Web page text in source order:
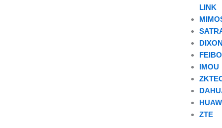
LINK
IMOU
ZTE